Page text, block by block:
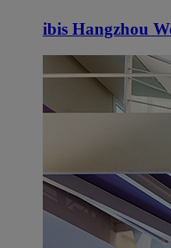
ibis Hangzhou